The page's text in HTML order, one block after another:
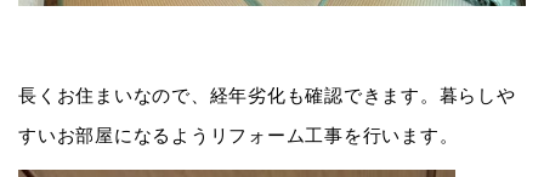
長くお住まいなので、経年劣化も確認できます。暮らしや
すいお部屋になるようリフォーム工事を行います。